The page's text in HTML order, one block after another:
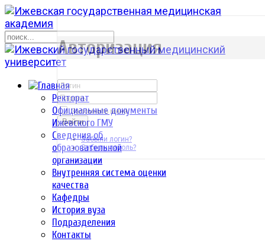
Ректорат
Официальные документы
Ижевского ГМУ
Сведения об
образовательной
организации
Внутренняя система оценки
качества
Кафедры
История вуза
Подразделения
Контакты
р
Авторизация
Запомнить меня
Войти
Забыли логин?
Забыли пароль?